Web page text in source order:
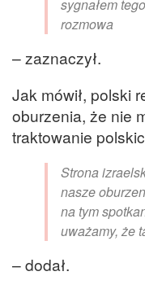
sygnałem
rozmowa
– zaznaczył.
Jak mówił, polski
oburzenia, że nie
traktowanie
Strona
nasze
na tym
uważamy, że
– dodał.